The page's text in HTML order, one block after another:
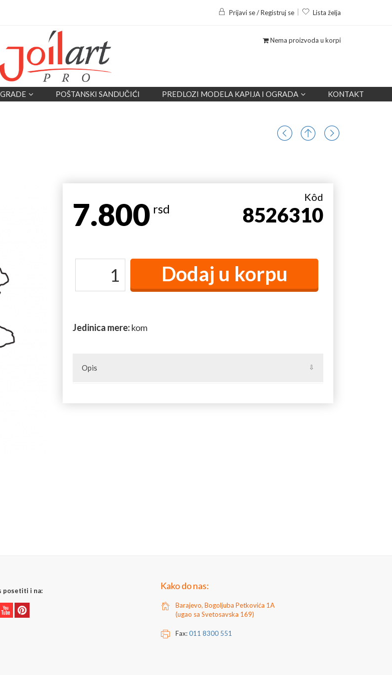
Prijavi se / Registruj se Lista želja
Nema proizvoda u korpi
POŠTANSKI SANDUČIĆI PREDLOZI MODELA KAPIJA I OGRADA KONTAKT
7.800 rsd
Kôd
8526310
Jedinica mere:kom
Opis
Nikolinci, Novi Kozjak, Seleuš, Vladimirovac.
posetiti i na: Kako do nas:
Barajevo, Bogoljuba Petkovića 1A
(ugao sa Svetosavska 169)
Fax:011 8300 551